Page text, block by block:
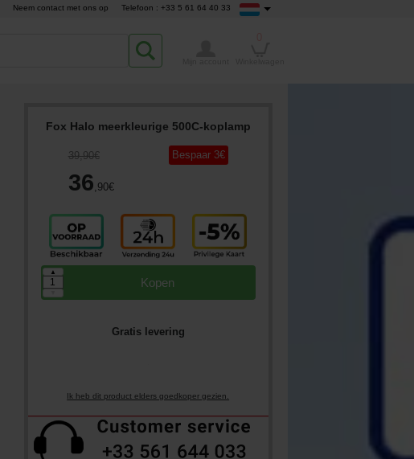
Neem contact met ons op Telefoon : +33 5 61 64 40 33
Fox Halo meerkleurige 500C-koplamp
39,90€
36,90€
Bespaar 3€
Kopen
▲
Gratis levering
Ik heb dit product elders goedkoper gezien.